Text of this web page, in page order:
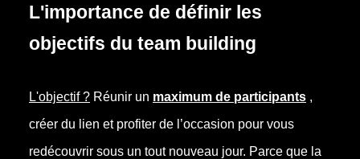
L'importance de définir les
objectifs du team building
L'objectif ? Réunir un maximum de participants ,
créer du lien et profiter de l’occasion pour vous
redécouvrir sous un tout nouveau jour. Parce que la